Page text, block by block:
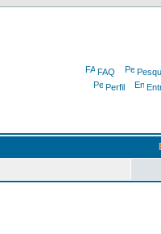
FAQ
Perfil